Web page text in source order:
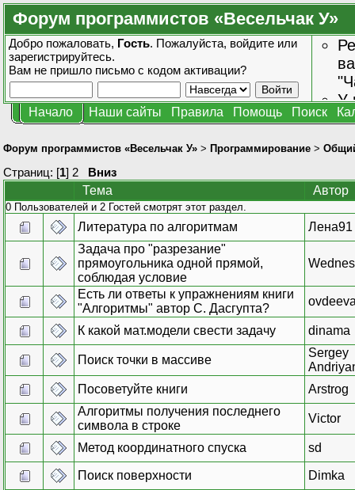
Форум программистов «Весельчак У»
Добро пожаловать, Гость. Пожалуйста, войдите или
зарегистрируйтесь.
Вам не пришло письмо с кодом активации?
У
Начало Наши сайты Правила Помощь Поиск
Форум программистов «Весельчак У» > Программирование >
Страниц: [1] 2
Вниз
Тема
Автор
0 Пользователей и 2 Гостей смотрят этот раздел.
Литература по алгоритмам
Лена91
Задача про "разрезание"
прямоугольника одной прямой,
соблюдая условие
Есть ли ответы к упражнениям книги
"Алгоритмы" автор С. Дасгупта?
К какой мат.модели свести задачу dinama
Поиск точки в массиве
Sergey
Посоветуйте книги
Arstrog
Алгоритмы получения последнего
символа в строке
Victor
Метод координатного спуска sd
Поиск поверхности Dimka